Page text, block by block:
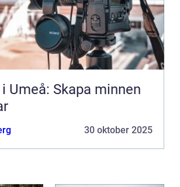
Umeå: Skapa minnen
30 oktober 2025